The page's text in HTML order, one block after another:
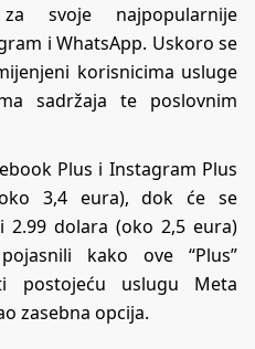
svoje najpopularnije
i WhatsApp. Uskoro se
korisnicima usluge
sadržaja te poslovnim
Plus i Instagram Plus
3,4 eura), dok će se
2.99 dolara (oko 2,5 eura)
kako ove “Plus”
postojeću uslugu Meta
zasebna opcija.